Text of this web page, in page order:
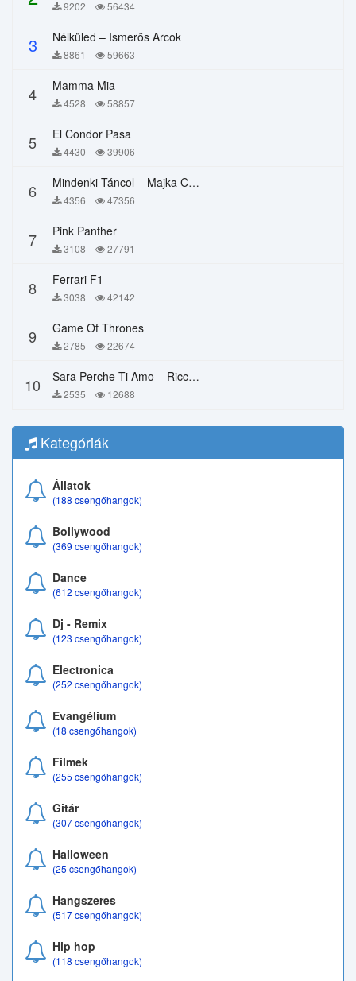
9202 56434
3 Nélküled – Ismerős Arcok
8861 59663
4 Mamma Mia
4528 58857
5 El Condor Pasa
4430 39906
6 Mindenki Táncol – Majka Curtis, Péter Majoros
4356 47356
7 Pink Panther
3108 27791
8 Ferrari F1
3038 42142
9 Game Of Thrones
2785 22674
10 Sara Perche Ti Amo – Ricchi E Poveri
2535 12688
Kategóriák
Állatok
(188 csengőhangok)
Bollywood
(369 csengőhangok)
Dance
(612 csengőhangok)
Dj - Remix
(123 csengőhangok)
Electronica
(252 csengőhangok)
Evangélium
(18 csengőhangok)
Filmek
(255 csengőhangok)
Gitár
(307 csengőhangok)
Halloween
(25 csengőhangok)
Hangszeres
(517 csengőhangok)
Hip hop
(118 csengőhangok)